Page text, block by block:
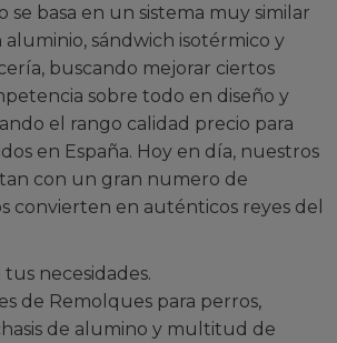
se basa en un sistema muy similar
sándwich isotérmico y
buscando mejorar ciertos
sobre todo en diseño y
el rango calidad precio para
en España. Hoy en día, nuestros
con un gran numero de
convierten en auténticos reyes del
tus necesidades.
de Remolques para perros,
de alumino y multitud de